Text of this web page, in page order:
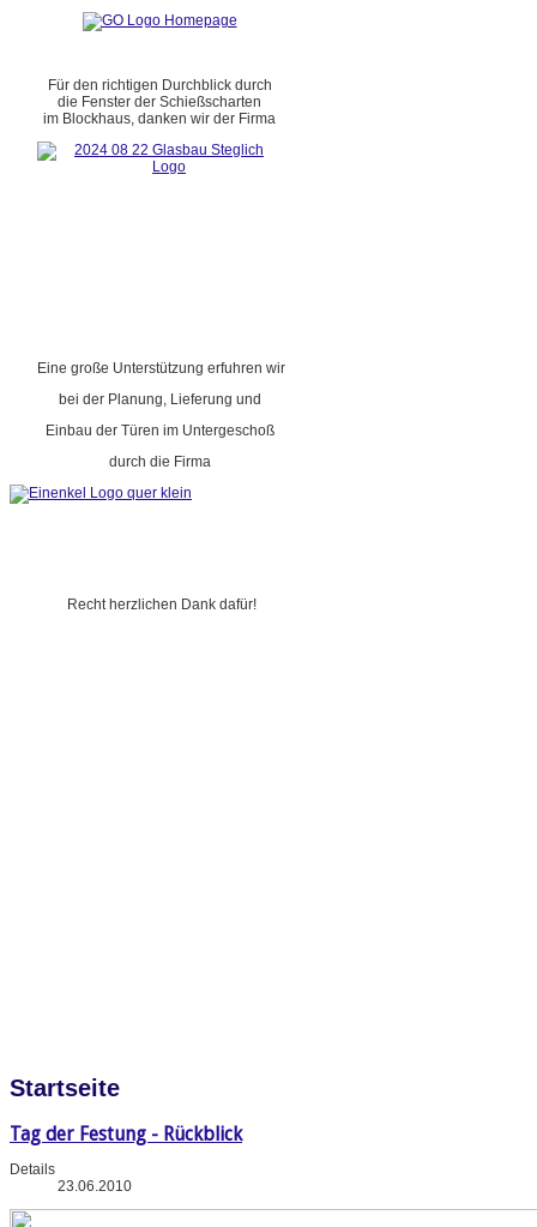
Für den richtigen Durchblick durch
die Fenster der Schießscharten
im Blockhaus, danken wir der Firma
Eine große Unterstützung erfuhren wir
bei der Planung, Lieferung und
Einbau der Türen im Untergeschoß
durch die Firma
Recht herzlichen Dank dafür!
Startseite
Tag der Festung - Rückblick
Details
23.06.2010